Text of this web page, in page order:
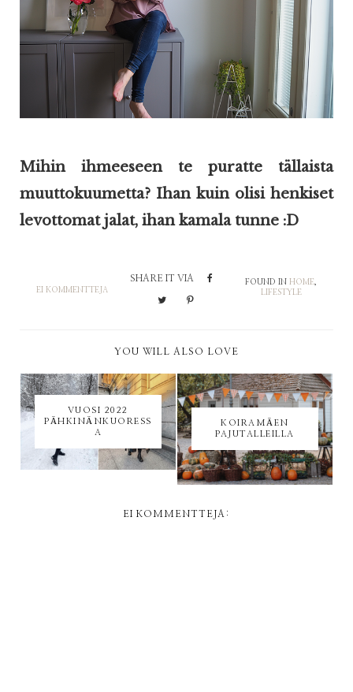
Mihin ihmeeseen te puratte tällaista
muuttokuumetta? Ihan kuin olisi henkiset
levottomat jalat, ihan kamala tunne :D
EI KOMMENTTEJA
SHARE IT VIA FOUND IN HOME
LIFESTYLE
YOU WILL ALSO LOVE
VUOSI 2022
PÄHKINÄNKUORESS
A
KOIRAMÄEN
PAJUTALLEILLA
EI KOMMENTTEJA: